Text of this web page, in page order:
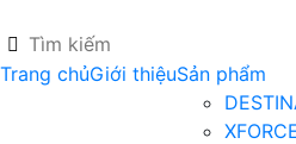
Trang chủGiới thiệuSản phẩm